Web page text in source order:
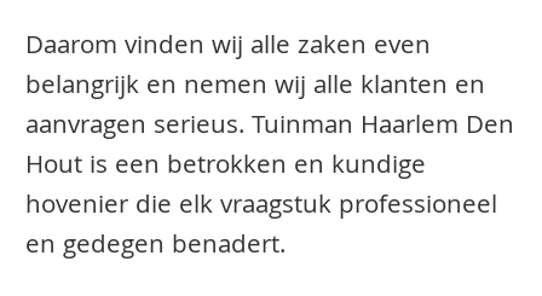
Daarom vinden wij alle zaken even
belangrijk en nemen wij alle klanten en
aanvragen serieus. Tuinman Haarlem Den
Hout is een betrokken en kundige
hovenier die elk vraagstuk professioneel
en gedegen benadert.